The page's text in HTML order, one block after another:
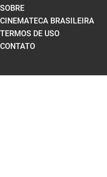
SOBRE
CINEMATECA BRASILEIRA
TERMOS DE USO
CONTATO